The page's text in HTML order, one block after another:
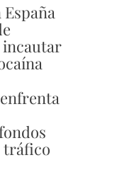
tráfico